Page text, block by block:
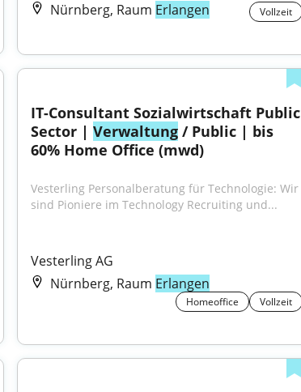
Nürnberg, Raum Erlangen Vollzeit
IT-Consultant Sozialwirtschaft Public
Sector | Verwaltung / Public | bis
60% Home Office (mwd)
Vesterling Personalberatung für Technologie: Wir
sind Pioniere im Technology Recruiting und...
Vesterling AG
Nürnberg, Raum Erlangen
Homeoffice Vollzeit